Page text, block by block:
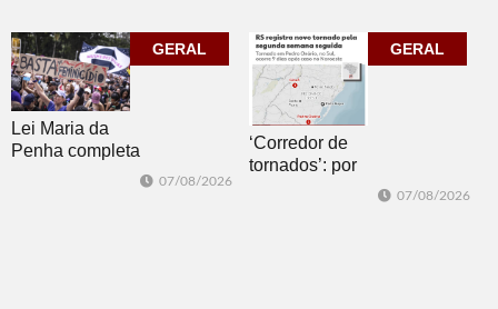
jogos
corpo que cai”
GERAL
Lei Maria da
Penha completa
07/08/2026
GERAL
‘Corredor de
tornados’: por
07/08/2026